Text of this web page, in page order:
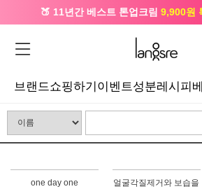
🍑 11년간 베스트 톤업크림 9,900원
5,000원
브랜드쇼핑하기 이벤트성분레시피
one day one
얼굴각질제거와 보습을